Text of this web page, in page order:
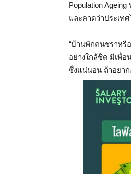
Population
และคาดว่าประเท
“บ้านพักคนชราหรื
อย่างใกล้ชิด มีเพื่อ
ซึ่งแน่นอน ถ้าอยาก